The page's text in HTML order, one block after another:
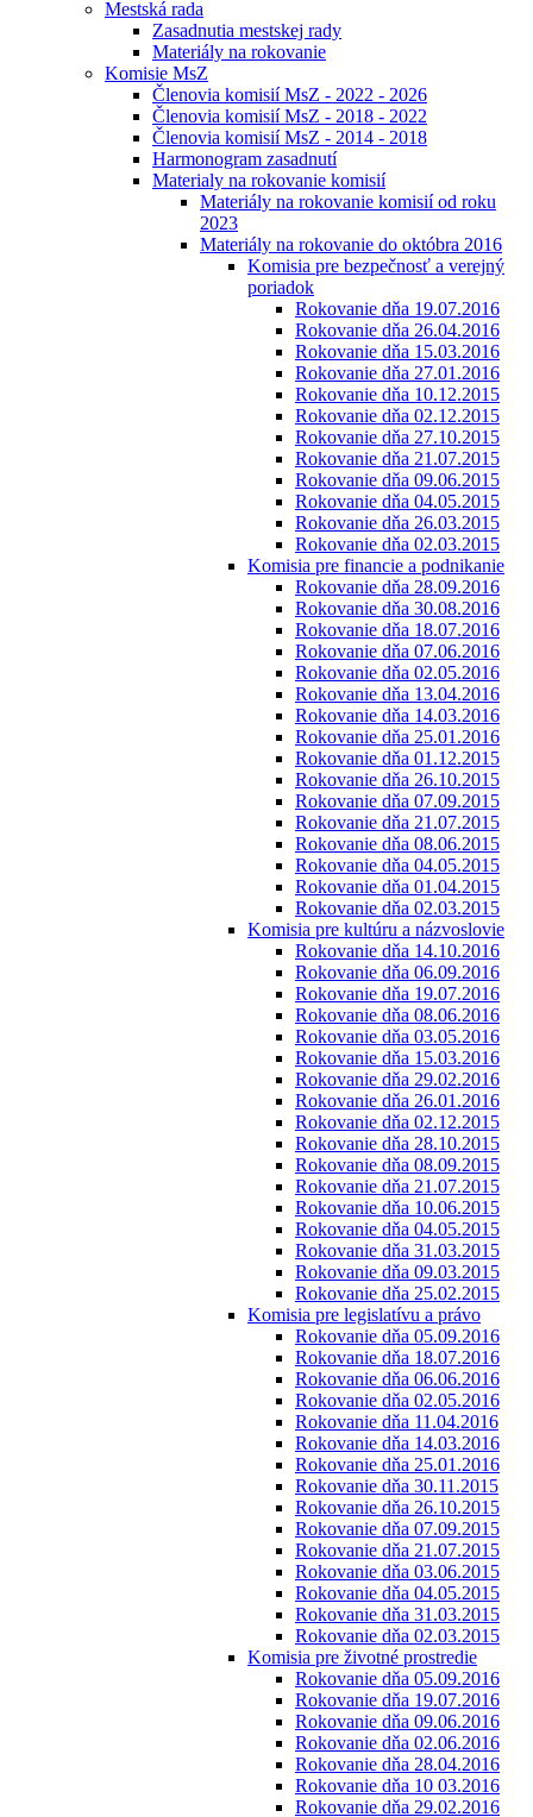
Mestská rada
Zasadnutia mestskej rady
Materiály na rokovanie
Komisie MsZ
Členovia komisií MsZ - 2022 - 2026
Členovia komisií MsZ - 2018 - 2022
Členovia komisií MsZ - 2014 - 2018
Harmonogram zasadnutí
Materialy na rokovanie komisií
Materiály na rokovanie komisií od roku
2023
Materiály na rokovanie do októbra 2016
Komisia pre bezpečnosť a verejný
poriadok
Rokovanie dňa 19.07.2016
Rokovanie dňa 26.04.2016
Rokovanie dňa 15.03.2016
Rokovanie dňa 27.01.2016
Rokovanie dňa 10.12.2015
Rokovanie dňa 02.12.2015
Rokovanie dňa 27.10.2015
Rokovanie dňa 21.07.2015
Rokovanie dňa 09.06.2015
Rokovanie dňa 04.05.2015
Rokovanie dňa 26.03.2015
Rokovanie dňa 02.03.2015
Komisia pre financie a podnikanie
Rokovanie dňa 28.09.2016
Rokovanie dňa 30.08.2016
Rokovanie dňa 18.07.2016
Rokovanie dňa 07.06.2016
Rokovanie dňa 02.05.2016
Rokovanie dňa 13.04.2016
Rokovanie dňa 14.03.2016
Rokovanie dňa 25.01.2016
Rokovanie dňa 01.12.2015
Rokovanie dňa 26.10.2015
Rokovanie dňa 07.09.2015
Rokovanie dňa 21.07.2015
Rokovanie dňa 08.06.2015
Rokovanie dňa 04.05.2015
Rokovanie dňa 01.04.2015
Rokovanie dňa 02.03.2015
Komisia pre kultúru a názvoslovie
Rokovanie dňa 14.10.2016
Rokovanie dňa 06.09.2016
Rokovanie dňa 19.07.2016
Rokovanie dňa 08.06.2016
Rokovanie dňa 03.05.2016
Rokovanie dňa 15.03.2016
Rokovanie dňa 29.02.2016
Rokovanie dňa 26.01.2016
Rokovanie dňa 02.12.2015
Rokovanie dňa 28.10.2015
Rokovanie dňa 08.09.2015
Rokovanie dňa 21.07.2015
Rokovanie dňa 10.06.2015
Rokovanie dňa 04.05.2015
Rokovanie dňa 31.03.2015
Rokovanie dňa 09.03.2015
Rokovanie dňa 25.02.2015
Komisia pre legislatívu a právo
Rokovanie dňa 05.09.2016
Rokovanie dňa 18.07.2016
Rokovanie dňa 06.06.2016
Rokovanie dňa 02.05.2016
Rokovanie dňa 11.04.2016
Rokovanie dňa 14.03.2016
Rokovanie dňa 25.01.2016
Rokovanie dňa 30.11.2015
Rokovanie dňa 26.10.2015
Rokovanie dňa 07.09.2015
Rokovanie dňa 21.07.2015
Rokovanie dňa 03.06.2015
Rokovanie dňa 04.05.2015
Rokovanie dňa 31.03.2015
Rokovanie dňa 02.03.2015
Komisia pre životné prostredie
Rokovanie dňa 05.09.2016
Rokovanie dňa 19.07.2016
Rokovanie dňa 09.06.2016
Rokovanie dňa 02.06.2016
Rokovanie dňa 28.04.2016
Rokovanie dňa 10 03.2016
Rokovanie dňa 29.02.2016